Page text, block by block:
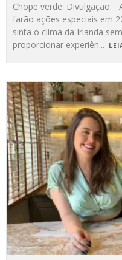
Chope verde: Divulgação.
farão ações especiais em
sinta o clima da Irlanda
proporcionar experiên...